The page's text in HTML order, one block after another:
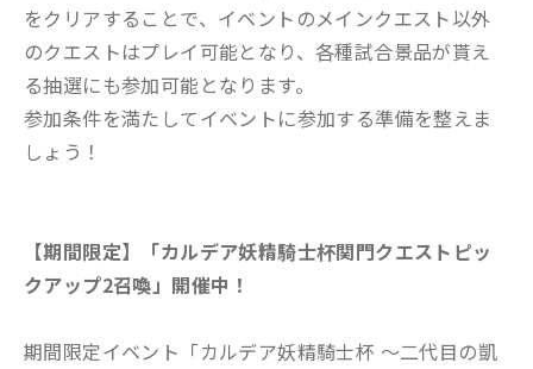
をクリアすることで、イベントのメインクエスト以外
のクエストはプレイ可能となり、各種試合景品が貰え
る抽選にも参加可能となります。
参加条件を満たしてイベントに参加する準備を整えま
しょう！
【期間限定】「カルデア妖精騎士杯関門クエストピッ
クアップ2召喚」開催中！
期間限定イベント「カルデア妖精騎士杯 ～二代目の凱